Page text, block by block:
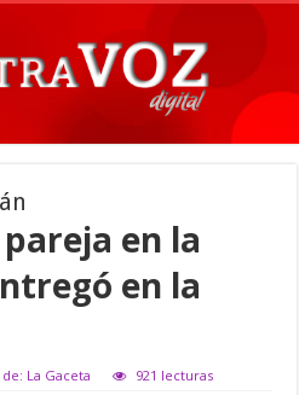
en la
en la
La Gaceta 921 lecturas